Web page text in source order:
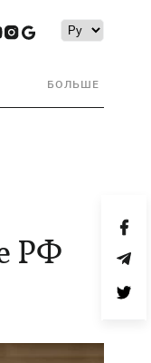
БОЛЬШЕ
РФ